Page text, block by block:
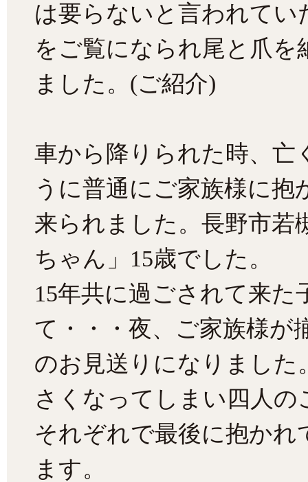
は要らないと言われて
をご覧になられ尾と爪を
ました。(ご紹介)
車から降りられた時、亡
うに普通にご家族様に抱
来られました。長野市若
ちゃん」15歳でした。
15年共に過ごされて来
て・・・夜、ご家族様が
のお見送りになりました
さくなってしまい四人の
それぞれで最後に抱か
ます。